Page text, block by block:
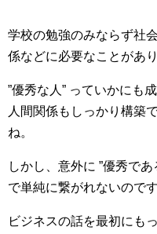
学校の勉強のみならず社
係などに必要なことがあ
”優秀な人” っていかにも
人間関係もしっかり構築
ね。
しかし、意外に ”優秀であ
で単純に繋がれないのです
ビジネスの話を最初にも